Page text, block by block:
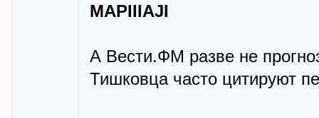
MAPIIIAJI
А Вести.ФМ разве не
Тишковца часто цитируют